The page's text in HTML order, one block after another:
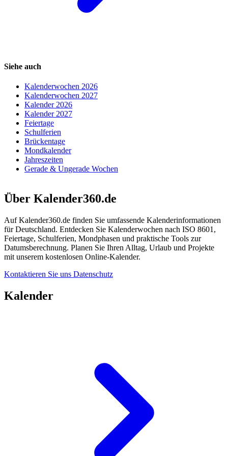
Siehe auch
Kalenderwochen 2026
Kalenderwochen 2027
Kalender 2026
Kalender 2027
Feiertage
Schulferien
Brückentage
Mondkalender
Jahreszeiten
Gerade & Ungerade Wochen
Über Kalender360.de
Auf Kalender360.de finden Sie umfassende Kalenderinformationen
für Deutschland. Entdecken Sie Kalenderwochen nach ISO 8601,
Feiertage, Schulferien, Mondphasen und praktische Tools zur
Datumsberechnung. Planen Sie Ihren Alltag, Urlaub und Projekte
mit unserem kostenlosen Online-Kalender.
Kontaktieren Sie uns Datenschutz
Kalender